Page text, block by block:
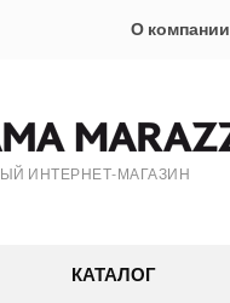
О компании
ИНТЕРНЕТ-МАГАЗИН
КАТАЛОГ